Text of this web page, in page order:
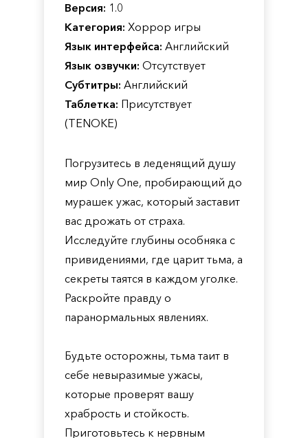
Версия: 1.0
Категория: Хоррор игры
Язык интерфейса: Английский
Язык озвучки: Отсутствует
Субтитры: Английский
Таблетка: Присутствует
(TENOKE)
Погрузитесь в леденящий душу
мир Only One, пробирающий до
мурашек ужас, который заставит
вас дрожать от страха.
Исследуйте глубины особняка с
привидениями, где царит тьма, а
секреты таятся в каждом уголке.
Раскройте правду о
паранормальных явлениях.
Будьте осторожны, тьма таит в
себе невыразимые ужасы,
которые проверят вашу
храбрость и стойкость.
Приготовьтесь к нервным